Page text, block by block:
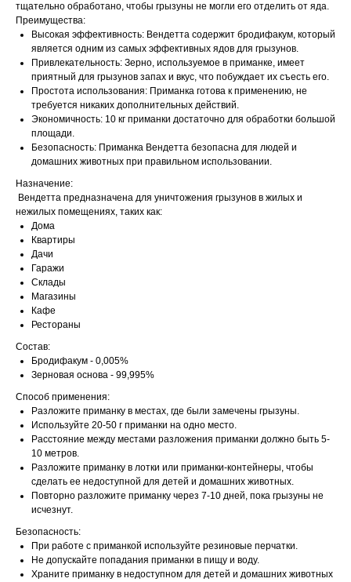
тщательно обработано, чтобы грызуны не могли его отделить от яда.
Преимущества:
Высокая эффективность: Вендетта содержит бродифакум, который
является одним из самых эффективных ядов для грызунов.
Привлекательность: Зерно, используемое в приманке, имеет
приятный для грызунов запах и вкус, что побуждает их съесть его.
Простота использования: Приманка готова к применению, не
требуется никаких дополнительных действий.
Экономичность: 10 кг приманки достаточно для обработки большой
площади.
Безопасность: Приманка Вендетта безопасна для людей и
домашних животных при правильном использовании.
Назначение:
Вендетта предназначена для уничтожения грызунов в жилых и
нежилых помещениях, таких как:
Дома
Квартиры
Дачи
Гаражи
Склады
Магазины
Кафе
Рестораны
Состав:
Бродифакум - 0,005%
Зерновая основа - 99,995%
Способ применения:
Разложите приманку в местах, где были замечены грызуны.
Используйте 20-50 г приманки на одно место.
Расстояние между местами разложения приманки должно быть 5-
10 метров.
Разложите приманку в лотки или приманки-контейнеры, чтобы
сделать ее недоступной для детей и домашних животных.
Повторно разложите приманку через 7-10 дней, пока грызуны не
исчезнут.
Безопасность:
При работе с приманкой используйте резиновые перчатки.
Не допускайте попадания приманки в пищу и воду.
Храните приманку в недоступном для детей и домашних животных